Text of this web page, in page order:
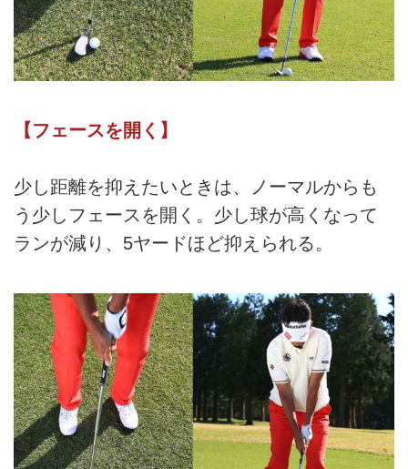
【フェースを開く】
少し距離を抑えたいときは、ノーマルからも
う少しフェースを開く。少し球が高くなって
ランが減り、5ヤードほど抑えられる。